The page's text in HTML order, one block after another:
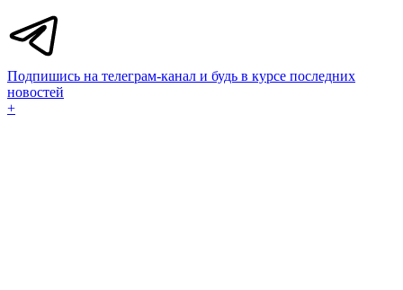
Подпишись на телеграм-канал и будь в курсе последних
новостей
+